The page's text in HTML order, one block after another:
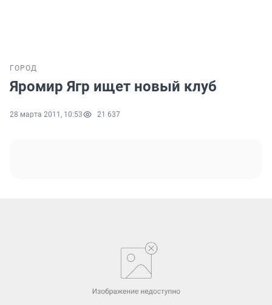
ГОРОД
Яромир Ягр ищет новый клуб
28 марта 2011, 10:53 21 637